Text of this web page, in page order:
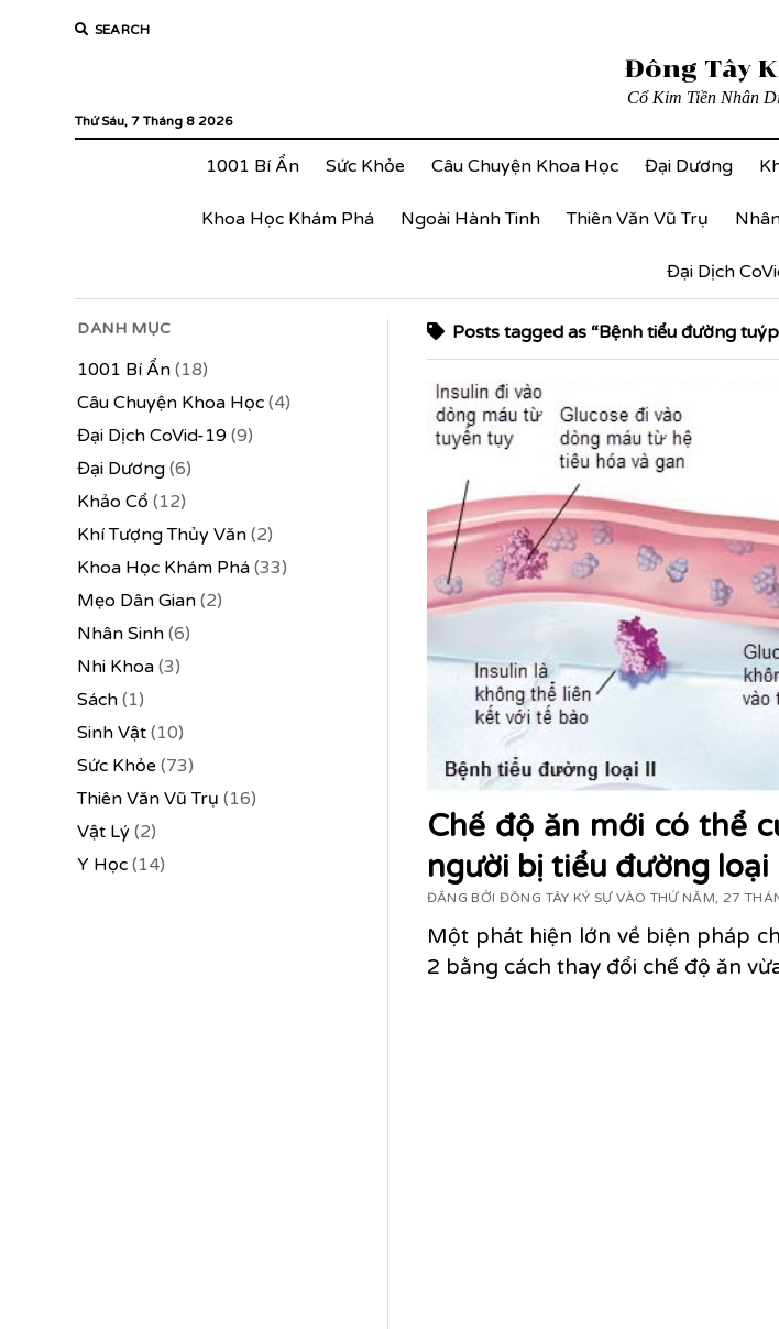
SEARCH
Đông Tây
Thứ Sáu, 7 Tháng 8 2026
Cổ Kim Tiền Nhân
1001 Bí Ẩn Sức Khỏe Câu Chuyện Khoa Học Đại Dương
Khoa Học Khám Phá Ngoài Hành Tinh Thiên Văn Vũ Trụ
Đại Dịch
DANH MỤC
1001 Bí Ẩn (18)
Câu Chuyện Khoa Học (4)
Đại Dịch CoVid-19 (9)
Đại Dương (6)
Khảo Cổ (12)
Khí Tượng Thủy Văn (2)
Khoa Học Khám Phá (33)
Mẹo Dân Gian (2)
Nhân Sinh (6)
Nhi Khoa (3)
Sách (1)
Sinh Vật (10)
Sức Khỏe (73)
Thiên Văn Vũ Trụ (16)
Vật Lý (2)
Y Học (14)
Posts tagged as “Bệnh tiểu đường
Chế độ ăn mới có thể
người bị tiểu đường loại
ĐĂNG BỞI ĐÔNG TÂY KÝ SỰ VÀO THỨ NĂM, 27
Một phát hiện lớn về biện pháp
2 bằng cách thay đổi chế độ ăn